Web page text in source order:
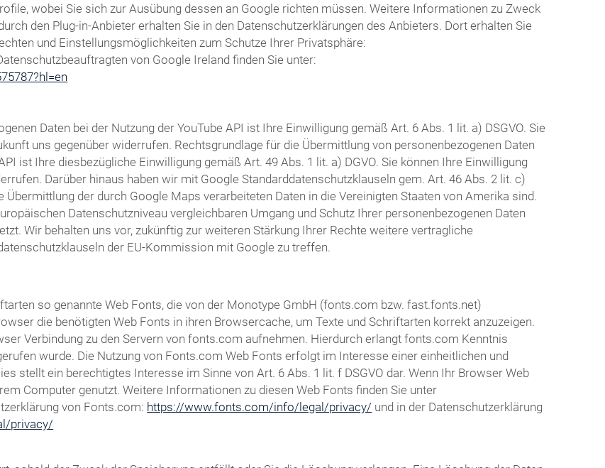
wobei Sie sich zur Ausübung dessen an Google richten müssen. Weitere Informationen zu Zweck
den Plug-in-Anbieter erhalten Sie in den Datenschutzerklärungen des Anbieters. Dort erhalten Sie
und Einstellungsmöglichkeiten zum Schutze Ihrer Privatsphäre:
von Google Ireland finden Sie unter:
Daten bei der Nutzung der YouTube API ist Ihre Einwilligung gemäß Art. 6 Abs. 1 lit. a) DSGVO. Sie
uns gegenüber widerrufen. Rechtsgrundlage für die Übermittlung von personenbezogenen Daten
ist Ihre diesbezügliche Einwilligung gemäß Art. 49 Abs. 1 lit. a) DGVO. Sie können Ihre Einwilligung
Darüber hinaus haben wir mit Google Standarddatenschutzklauseln gem. Art. 46 Abs. 2 lit. c)
der durch Google Maps verarbeiteten Daten in die Vereinigten Staaten von Amerika sind.
Datenschutzniveau vergleichbaren Umgang und Schutz Ihrer personenbezogenen Daten
Wir behalten uns vor, zukünftig zur weiteren Stärkung Ihrer Rechte weitere vertragliche
der EU-Kommission mit Google zu treffen.
so genannte Web Fonts, die von der Monotype GmbH (fonts.com bzw. fast.fonts.net)
die benötigten Web Fonts in ihren Browsercache, um Texte und Schriftarten korrekt anzuzeigen.
Verbindung zu den Servern von fonts.com aufnehmen. Hierdurch erlangt fonts.com Kenntnis
wurde. Die Nutzung von Fonts.com Web Fonts erfolgt im Interesse einer einheitlichen und
stellt ein berechtigtes Interesse im Sinne von Art. 6 Abs. 1 lit. f DSGVO dar. Wenn Ihr Browser Web
Computer genutzt. Weitere Informationen zu diesen Web Fonts finden Sie unter
von Fonts.com: https://www.fonts.com/info/legal/privacy/ und in der Datenschutzerklärung
privacy/